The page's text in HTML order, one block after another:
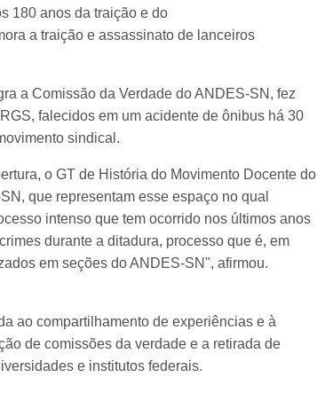
180 anos da traição e do
a traição e assassinato de lanceiros
a Comissão da Verdade do ANDES-SN, fez
falecidos em um acidente de ônibus há 30
sindical.
o GT de História do Movimento Docente do
que representam esse espaço no qual
intenso que tem ocorrido nos últimos anos
durante a ditadura, processo que é, em
em seções do ANDES-SN", afirmou.
ao compartilhamento de experiências e à
de comissões da verdade e a retirada de
e institutos federais.